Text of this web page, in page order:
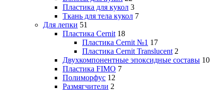
Пластика для кукол 3
Ткань для тела кукол 7
Для лепки 51
Пластика Cernit 18
Пластика Cernit №1 17
Пластика Cernit Translucent 2
Двухкомпонентные эпоксидные составы 10
Пластика FIMO 7
Полиморфус 12
Размягчители 2